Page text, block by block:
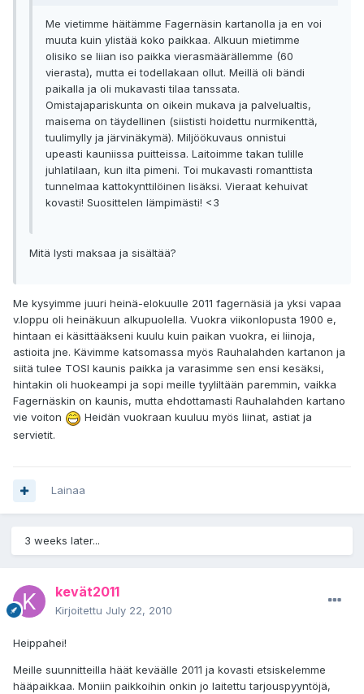
Me vietimme häitämme Fagernäsin kartanolla ja en voi
muuta kuin ylistää koko paikkaa. Alkuun mietimme
olisiko se liian iso paikka vierasmäärällemme (60
vierasta), mutta ei todellakaan ollut. Meillä oli bändi
paikalla ja oli mukavasti tilaa tanssata.
Omistajapariskunta on oikein mukava ja palvelualtis,
maisema on täydellinen (siististi hoidettu nurmikenttä,
tuulimylly ja järvinäkymä). Miljöökuvaus onnistui
upeasti kauniissa puitteissa. Laitoimme takan tulille
juhlatilaan, kun ilta pimeni. Toi mukavasti romanttista
tunnelmaa kattokynttilöinen lisäksi. Vieraat kehuivat
kovasti! Suosittelen lämpimästi! <3
Mitä lysti maksaa ja sisältää?
Me kysyimme juuri heinä-elokuulle 2011 fagernäsiä ja yksi vapaa
v.loppu oli heinäkuun alkupuolella. Vuokra viikonlopusta 1900 e,
hintaan ei käsittääkseni kuulu kuin paikan vuokra, ei liinoja,
astioita jne. Kävimme katsomassa myös Rauhalahden kartanon ja
siitä tulee TOSI kaunis paikka ja varasimme sen ensi kesäksi,
hintakin oli huokeampi ja sopi meille tyyliltään paremmin, vaikka
Fagernäskin on kaunis, mutta ehdottamasti Rauhalahden kartano
vie voiton
Heidän vuokraan kuuluu myös liinat, astiat ja
servietit.
Lainaa
3 weeks later...
kevät2011
Kirjoitettu July 22, 2010
Heippahei!
Meille suunnitteilla häät keväälle 2011 ja kovasti etsiskelemme
hääpaikkaa. Moniin paikkoihin onkin jo laitettu tarjouspyyntöjä,